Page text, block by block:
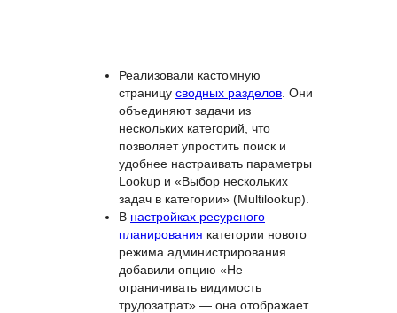
Реализовали кастомную
страницу сводных разделов. Они
объединяют задачи из
нескольких категорий, что
позволяет упростить поиск и
удобнее настраивать параметры
Lookup и «Выбор нескольких
задач в категории» (Multilookup).